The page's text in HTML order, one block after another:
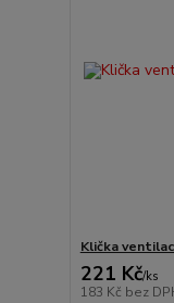
Klička
221 Kč/ks
183 Kč bez